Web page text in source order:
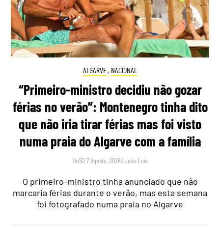
ALGARVE, NACIONAL
“Primeiro-ministro decidiu não gozar
férias no verão”: Montenegro tinha dito
que não iria tirar férias mas foi visto
numa praia do Algarve com a família
14:50 7 Agosto, 2026 |João Luís
O primeiro-ministro tinha anunciado que não
marcaria férias durante o verão, mas esta semana
foi fotografado numa praia no Algarve